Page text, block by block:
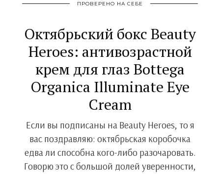
ПРОВЕРЕНО НА СЕБЕ
Октябрьский бокс Beauty
Heroes: антивозрастной
крем для глаз Bottega
Organica Illuminate Eye
Cream
Если вы подписаны на Beauty Heroes, то я
вас поздравляю: октябрьская коробочка
едва ли способна кого-либо разочаровать.
Говорю это с большой долей уверенности,